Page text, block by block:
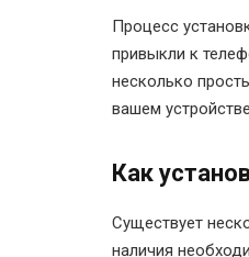
Процесс
привыкли к
несколько
вашем
Как
Существует
наличия